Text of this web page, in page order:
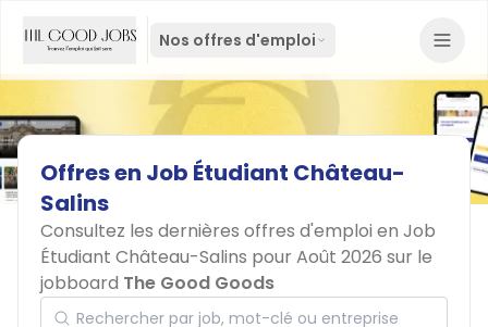
Nos offres d'emploi
Offresen Job Étudiant Château-
Salins
Consultez les dernières offres d'emploi en Job
Étudiant Château-Salins pour Août 2026 sur le
jobboard The Good Goods
Rechercher par job, mot-clé ou entreprise